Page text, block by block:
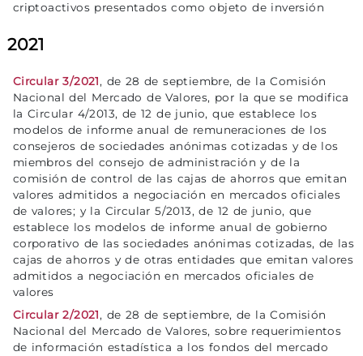
criptoactivos presentados como objeto de inversión
2021
Circular 3/2021, de 28 de septiembre, de la Comisión
Nacional del Mercado de Valores, por la que se modifica
la Circular 4/2013, de 12 de junio, que establece los
modelos de informe anual de remuneraciones de los
consejeros de sociedades anónimas cotizadas y de los
miembros del consejo de administración y de la
comisión de control de las cajas de ahorros que emitan
valores admitidos a negociación en mercados oficiales
de valores; y la Circular 5/2013, de 12 de junio, que
establece los modelos de informe anual de gobierno
corporativo de las sociedades anónimas cotizadas, de las
cajas de ahorros y de otras entidades que emitan valores
admitidos a negociación en mercados oficiales de
valores
Circular 2/2021, de 28 de septiembre, de la Comisión
Nacional del Mercado de Valores, sobre requerimientos
de información estadística a los fondos del mercado